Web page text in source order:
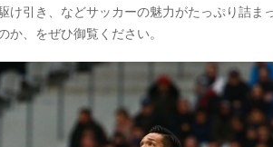
引き、などサッカーの魅力がたっぷり詰ま
、をぜひ御覧ください。